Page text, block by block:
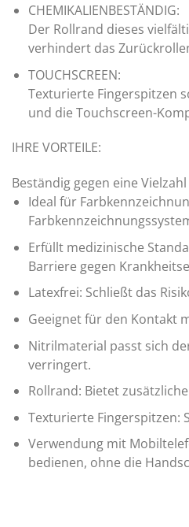
CHEMIKALIENBESTÄNDIG:
Der Rollrand dieses
verhindert das
TOUCHSCREEN:
Texturierte Fingerspitzen
und die Touchscreen-
IHRE VORTEILE:
Beständig gegen eine
Ideal für
Erfüllt medizinische
Barriere gegen
Latexfrei: Schließt das
Geeignet für den Kontakt
Nitrilmaterial passt sich
verringert.
Rollrand: Bietet
Texturierte Fingerspitzen:
Verwendung mit
bedienen, ohne die